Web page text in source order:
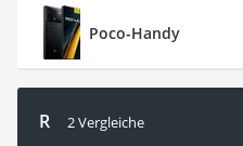
Poco-Handy
R 2 Vergleiche